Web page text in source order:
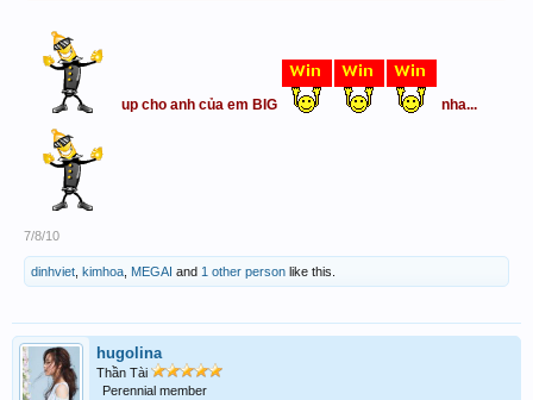
xc: 555 - 027.017(x0,5)
up cho anh của em BIG nha...
7/8/10
dinhviet kimhoa MEGAI and 1 other person like this.
hugolina
Thần Tài
Perennial member